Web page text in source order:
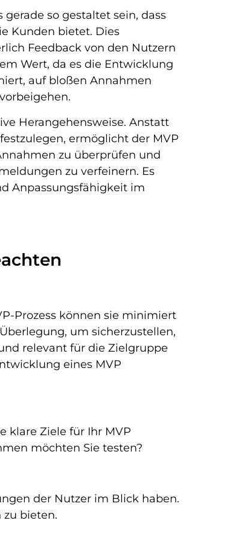
gerade so gestaltet sein, dass
Kunden bietet. Dies
Feedback von den Nutzern
Wert, da es die Entwicklung
auf bloßen Annahmen
Herangehensweise. Anstatt
ermöglicht der MVP
zu überprüfen und
zu verfeinern. Es
Anpassungsfähigkeit im
Prozess können sie minimiert
um sicherzustellen,
relevant für die Zielgruppe
eines MVP
klare Ziele für Ihr MVP
möchten Sie testen?
der Nutzer im Blick haben.
zu bieten.